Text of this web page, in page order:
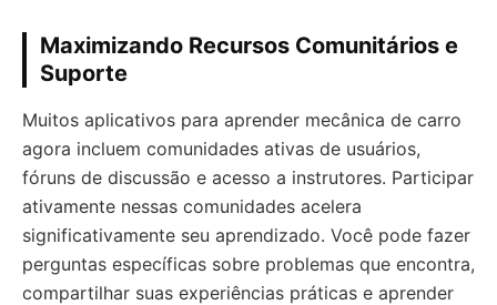
Maximizando Recursos Comunitários e
Suporte
Muitos aplicativos para aprender mecânica de carro
agora incluem comunidades ativas de usuários,
fóruns de discussão e acesso a instrutores. Participar
ativamente nessas comunidades acelera
significativamente seu aprendizado. Você pode fazer
perguntas específicas sobre problemas que encontra,
compartilhar suas experiências práticas e aprender